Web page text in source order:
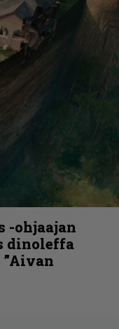
-ohjaajan
dinoleffa